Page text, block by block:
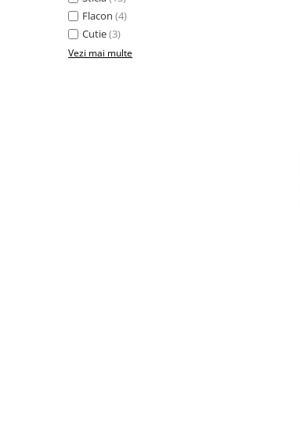
Flacon (4)
Cutie(3)
Vezi mai multe